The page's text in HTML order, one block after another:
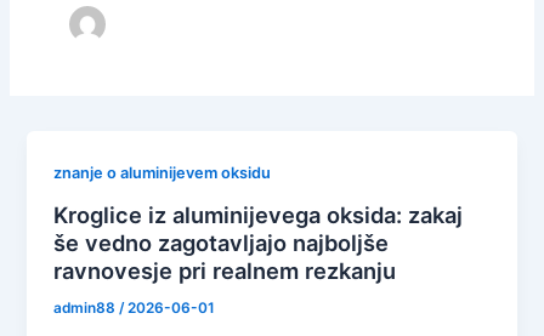
znanje o aluminijevem oksidu
Kroglice iz aluminijevega oksida: zakaj
še vedno zagotavljajo najboljše
ravnovesje pri realnem rezkanju
admin88/2026-06-01